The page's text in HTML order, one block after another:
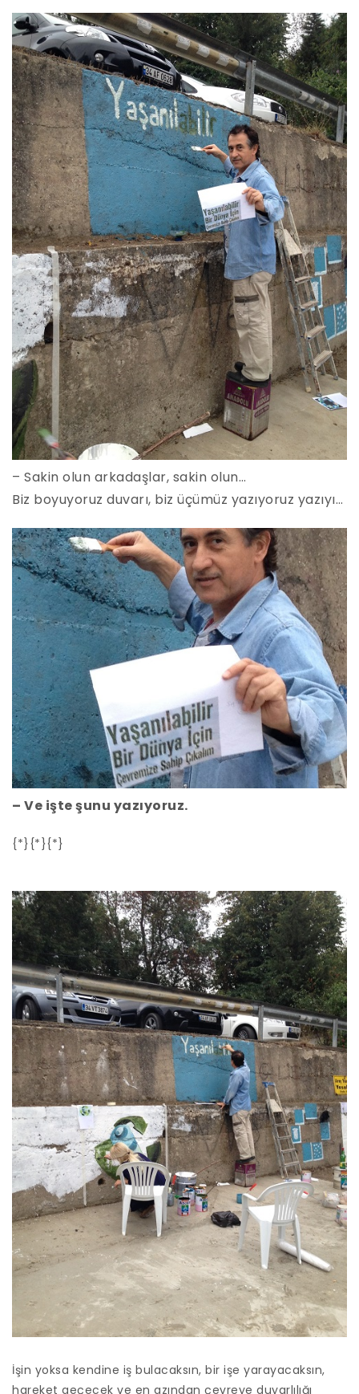
– Sakin olun arkadaşlar, sakin olun…
Biz boyuyoruz duvarı, biz üçümüz yazıyoruz yazıyı…
– Ve işte şunu yazıyoruz.
{*}{*}{*}
İşin yoksa kendine iş bulacaksın, bir işe yarayacaksın,
hareket geçecek ve en azından çevreye duyarlılığı